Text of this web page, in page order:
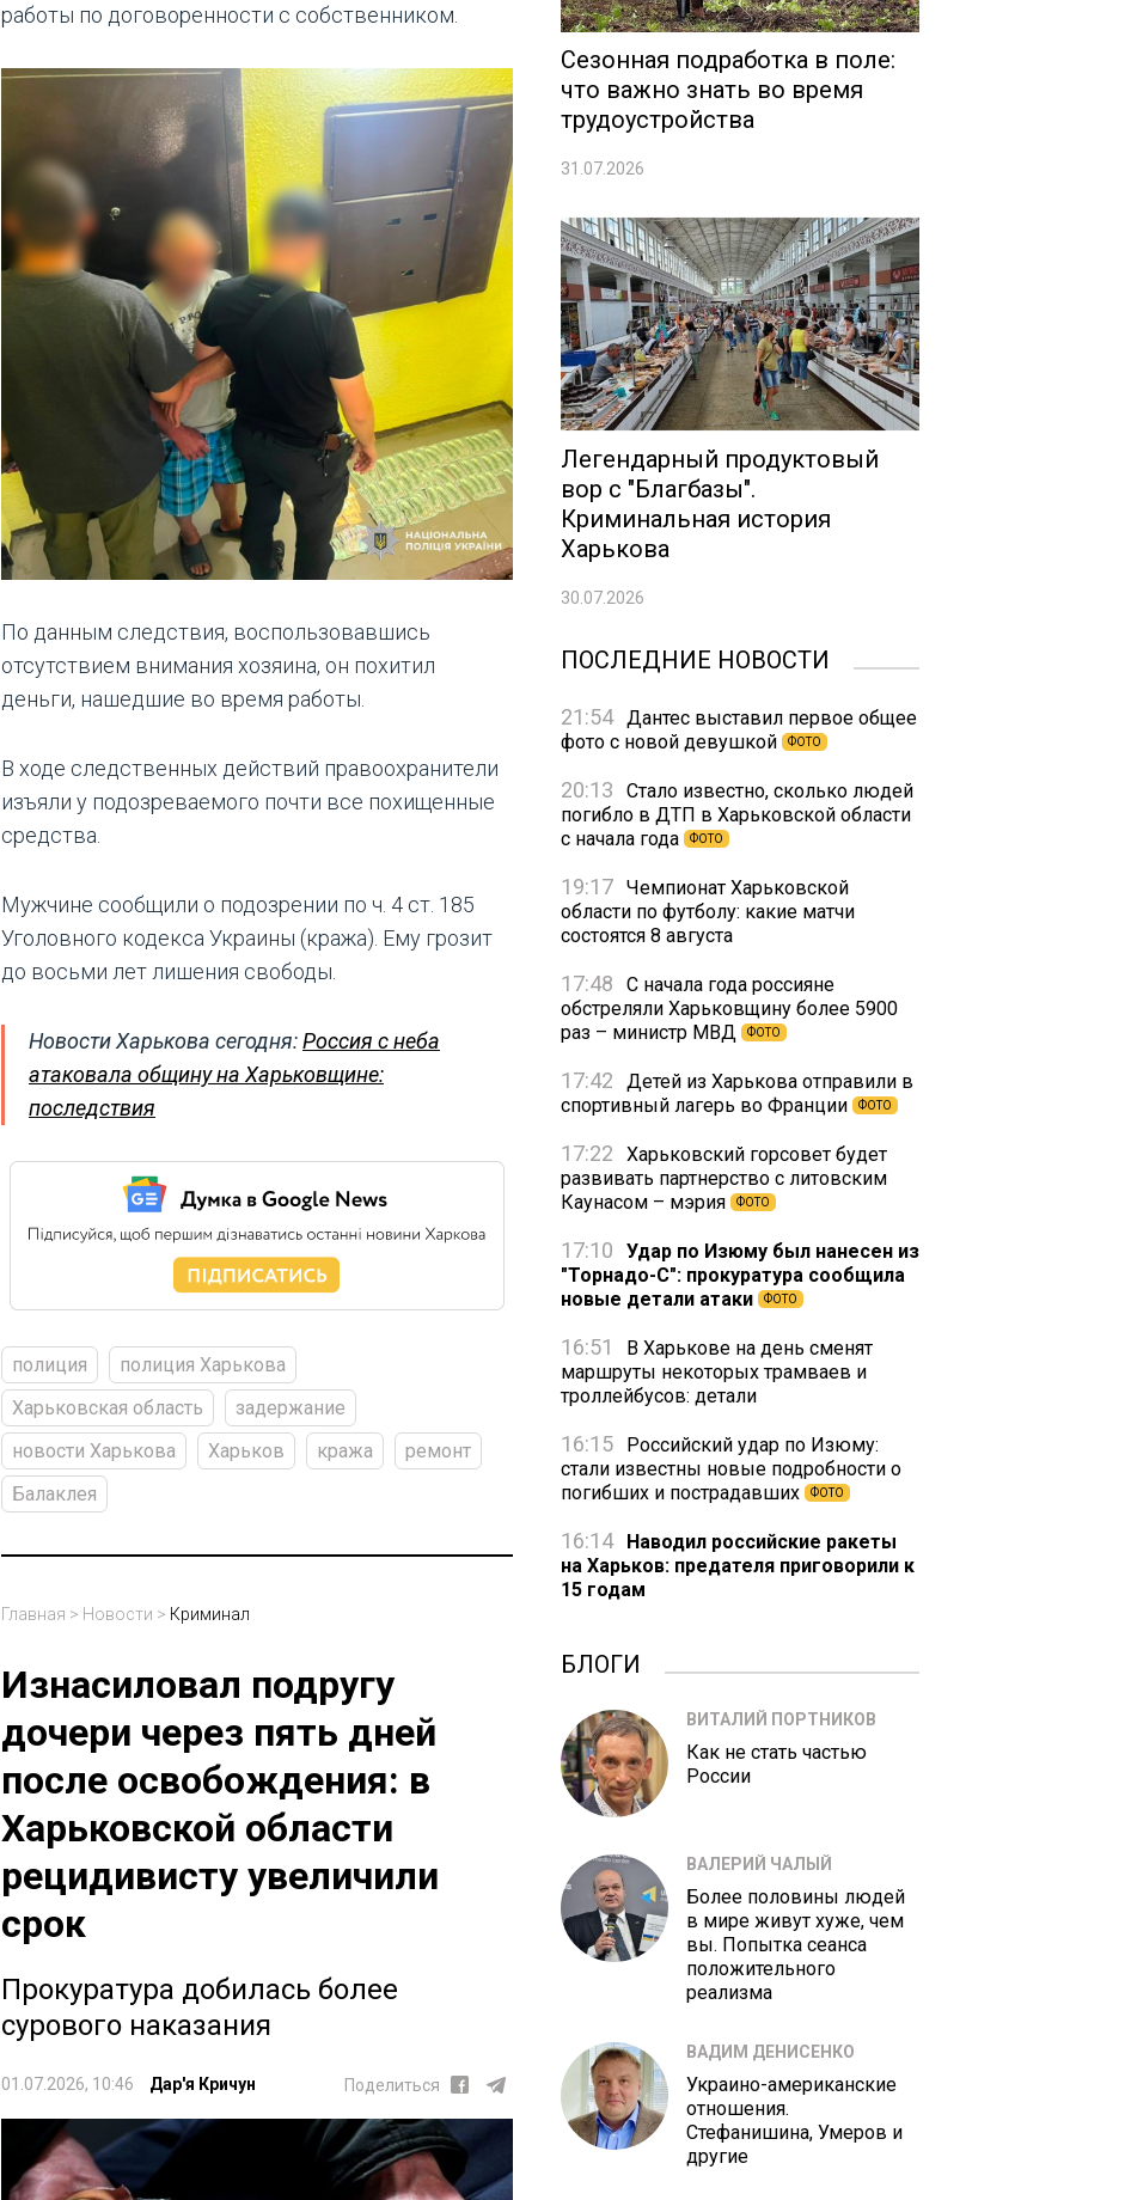
работы по договоренности с собственником.
По данным следствия, воспользовавшись
отсутствием внимания хозяина, он похитил
деньги, нашедшие во время работы.
В ходе следственных действий правоохранители
изъяли у подозреваемого почти все похищенные
средства.
Мужчине сообщили о подозрении по ч. 4 ст. 185
Уголовного кодекса Украины (кража). Ему грозит
до восьми лет лишения свободы.
Новости Харькова сегодня:Россия с неба
атаковала общину на Харьковщине:
последствия
полиция
полиция Харькова
Харьковская область
задержание
новости Харькова
Харьков кража
ремонт
Балаклея
Главная > Новости > Криминал
Изнасиловал подругу
дочери через пять дней
после освобождения: в
Харьковской области
рецидивисту увеличили
срок
Прокуратура добилась более
сурового наказания
01.07.2026, 10:46 Дар'я Кричун Поделиться
Сезонная подработка в поле:
что важно знать во время
трудоустройства
31.07.2026
Легендарный продуктовый
вор с "Благбазы".
Криминальная история
Харькова
30.07.2026
ПОСЛЕДНИЕ НОВОСТИ
21:54 Дантес выставил первое общее
фото с новой девушкой
ФОТО
20:13
Стало известно, сколько людей
погибло в ДТП в Харьковской области
с начала года
ФОТО
19:17 Чемпионат Харьковской
области по футболу: какие матчи
состоятся 8 августа
17:48
С начала года россияне
обстреляли Харьковщину более 5900
раз – министр МВД
ФОТО
17:42
Детей из Харькова отправили в
спортивный лагерь во Франции
ФОТО
17:22
Харьковский горсовет будет
развивать партнерство с литовским
Каунасом – мэрия
ФОТО
17:10
Удар по Изюму был нанесен из
"Торнадо-С": прокуратура сообщила
новые детали атаки
ФОТО
16:51
В Харькове на день сменят
маршруты некоторых трамваев и
троллейбусов: детали
16:15
Российский удар по Изюму:
стали известны новые подробности о
погибших и пострадавших
ФОТО
16:14
Наводил российские ракеты
на Харьков: предателя приговорили к
15 годам
БЛОГИ
ВИТАЛИЙ ПОРТНИКОВ
Как не стать частью
России
ВАЛЕРИЙ ЧАЛЫЙ
Более половины людей
в мире живут хуже, чем
вы. Попытка сеанса
положительного
реализма
ВАДИМ ДЕНИСЕНКО
Украино-американские
отношения.
Стефанишина, Умеров и
другие